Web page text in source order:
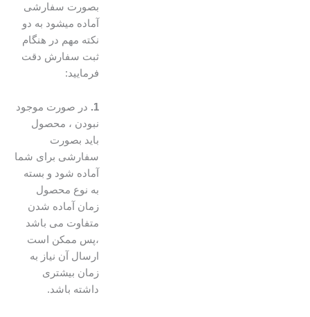
بصورت سفارشی
آماده میشود به دو
نکته مهم در هنگام
ثبت سفارش دقت
در صورت موجود
نبودن ، محصول
سفارشی برای شما
آماده شود و بسته
به نوع محصول
زمان آماده شدن
متفاوت می باشد
،پس ممکن است
ارسال آن نیاز به
زمان بیشتری